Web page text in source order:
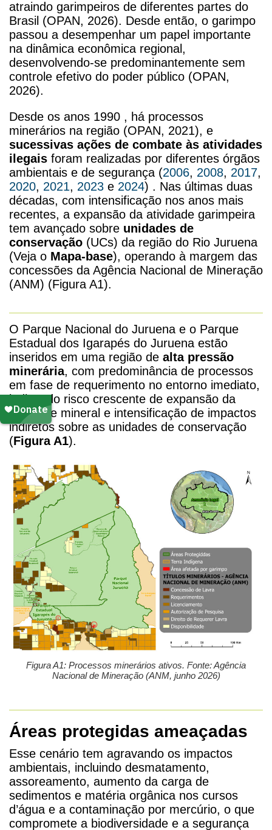
atraindo garimpeiros de diferentes partes do
Brasil (OPAN, 2026). Desde então, o garimpo
passou a desempenhar um papel importante
na dinâmica econômica regional,
desenvolvendo-se predominantemente sem
controle efetivo do poder público (OPAN,
2026).
Desde os anos 1990 , há processos
minerários na região (OPAN, 2021), e
sucessivas ações de combate às atividades
ilegais foram realizadas por diferentes órgãos
ambientais e de segurança (2006, 2008, 2017,
2020, 2021, 2023 e 2024) . Nas últimas duas
décadas, com intensificação nos anos mais
recentes, a expansão da atividade garimpeira
tem avançado sobre unidades de
conservação (UCs) da região do Rio Juruena
(Veja o Mapa-base), operando à margem das
concessões da Agência Nacional de Mineração
(ANM) (Figura A1).
O Parque Nacional do Juruena e o Parque
Estadual dos Igarapés do Juruena estão
inseridos em uma região de alta pressão
minerária, com predominância de processos
em fase de requerimento no entorno imediato,
indicando risco crescente de expansão da
atividade mineral e intensificação de impactos
indiretos sobre as unidades de conservação
(Figura A1).
Figura A1: Processos minerários ativos. Fonte: Agência
Nacional de Mineração (ANM, junho 2026)
Áreas protegidas ameaçadas
Esse cenário tem agravando os impactos
ambientais, incluindo desmatamento,
assoreamento, aumento da carga de
sedimentos e matéria orgânica nos cursos
d’água e a contaminação por mercúrio, o que
compromete a biodiversidade e a segurança